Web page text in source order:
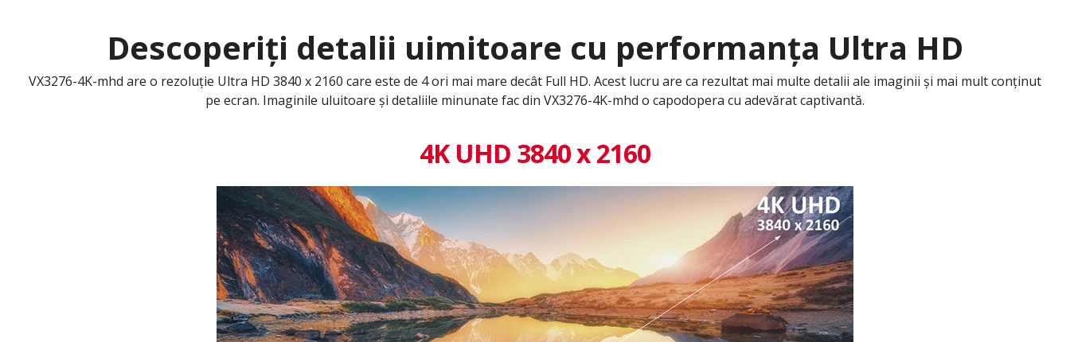
Descoperiți detalii uimitoare cu performanța Ultra HD
VX3276-4K-mhd are o rezoluție Ultra HD 3840 x 2160 care este de 4 ori mai mare decât Full HD. Acest lucru are ca rezultat mai multe detalii ale imaginii și mai mult conținut
pe ecran. Imaginile uluitoare și detaliile minunate fac din VX3276-4K-mhd o capodopera cu adevărat captivantă.
4K UHD 3840 x 2160